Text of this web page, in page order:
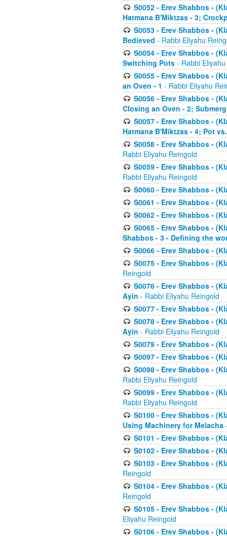
S0052 - Erev Shabbos -
Hatmana B'Miktzas - 3;
S0053 - Erev Shabbos -
Bedieved - Rabbi Eliyahu
S0054 - Erev Shabbos -
Switching Pots - Rabbi
S0055 - Erev Shabbos -
an Oven - 1 - Rabbi Eliyahu
S0056 - Erev Shabbos -
Closing an Oven - 2;
S0057 - Erev Shabbos -
Hatmana B'Miktzas - 4; Pot
S0058 - Erev Shabbos -
Rabbi Eliyahu Reingold
S0059 - Erev Shabbos -
Rabbi Eliyahu Reingold
S0060 - Erev Shabbos -
S0061 - Erev Shabbos -
S0062 - Erev Shabbos -
S0065 - Erev Shabbos -
Shabbos - 3 - Defining the
S0066 - Erev Shabbos -
S0075 - Erev Shabbos -
Reingold
S0076 - Erev Shabbos -
Ayin - Rabbi Eliyahu Reingold
S0077 - Erev Shabbos -
S0078 - Erev Shabbos -
Ayin - Rabbi Eliyahu Reingold
S0079 - Erev Shabbos -
S0097 - Erev Shabbos -
S0098 - Erev Shabbos -
Rabbi Eliyahu Reingold
S0099 - Erev Shabbos -
Rabbi Eliyahu Reingold
S0100 - Erev Shabbos -
Using Machinery for Melacha
S0101 - Erev Shabbos -
S0102 - Erev Shabbos -
S0103 - Erev Shabbos -
Reingold
S0104 - Erev Shabbos -
Reingold
S0105 - Erev Shabbos -
Eliyahu Reingold
S0106 - Erev Shabbos -